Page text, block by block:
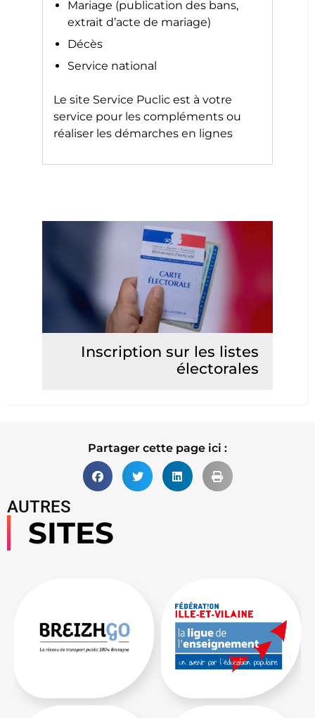
Mariage (publication des bans,
extrait d’acte de mariage)
Décès
Service national
Le site Service Puclic est à votre
service pour les compléments ou
réaliser les démarches en lignes
Inscription sur les listes
électorales
Partager cette page ici :
AUTRES
SITES